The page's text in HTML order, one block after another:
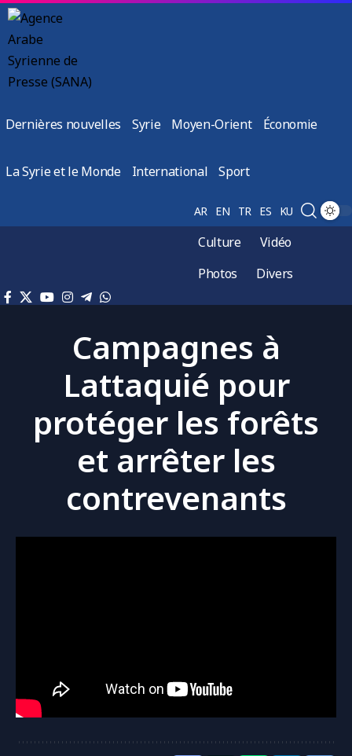
Dernières nouvelles Syrie Moyen-Orient Économie
La Syrie et le Monde International Sport
AR EN TR ES KU
Culture
Vidéo
Photos
Divers
Campagnes à
Lattaquié pour
protéger les forêts
et arrêter les
contrevenants